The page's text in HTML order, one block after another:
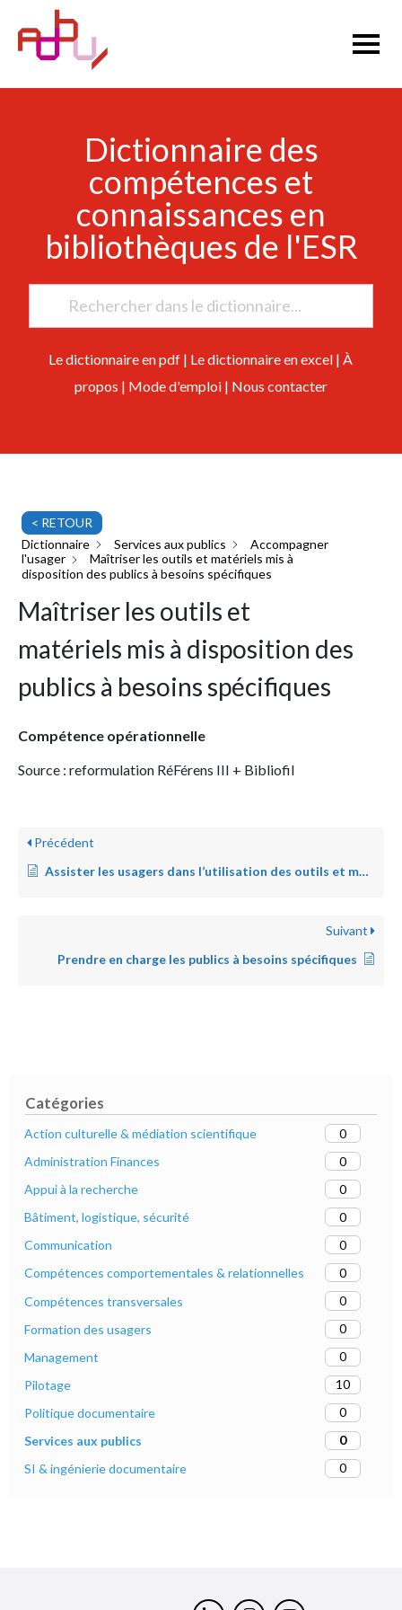
Dictionnaire des
compétences et
connaissances en
bibliothèques de l'ESR
Le dictionnaire en pdf | Le dictionnaire en excel |À
propos | Mode d'emploi| Nous contacter
Catégories
Action culturelle & médiation scientifique
0
Administration Finances
0
Appui à la recherche
0
Bâtiment, logistique, sécurité
0
Communication
0
Compétences comportementales & relationnelles
0
Compétences transversales
0
Formation des usagers
0
Management
0
Pilotage
10
Politique documentaire
0
Services aux publics
0
SI & ingénierie documentaire
0
< RETOUR
Dictionnaire
Services aux publics
Accompagner
l'usager
Maîtriser les outils et matériels mis à
disposition des publics à besoins spécifiques
Maîtriser les outils et
matériels mis à disposition des
publics à besoins spécifiques
Compétence opérationnelle
Source : reformulation RéFérens III + Bibliofil
Précédent
Assister les usagers dans l’utilisation des outils et matériels mis à leur disposition
Suivant
Prendre en charge les publics à besoins spécifiques